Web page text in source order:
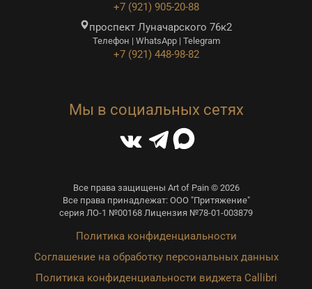
+7 (921) 905-20-88
проспект Луначарского 76к2
Телефон | WhatsApp | Telegram
+7 (921) 448-98-82
Мы в социальных сетях
Все права защищены Art of Pain © 2026
Все права принадлежат: ООО "Притяжение"
серия ЛО-1 №00168 Лицензия №78-01-003879
Политика конфиденциальности
Соглашение на обработку персональных данных
Политика конфиденциальности виджета Callibri